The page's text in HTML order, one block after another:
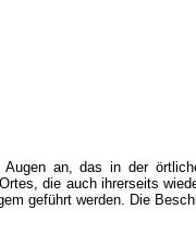
an, das in der
die auch ihrerseits
geführt werden. Die